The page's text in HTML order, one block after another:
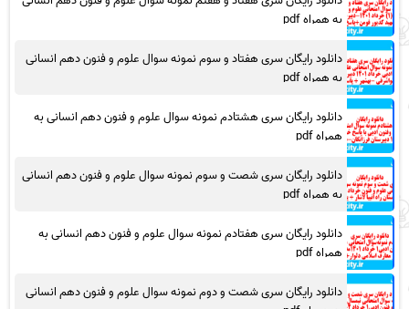
به همراه pdf
دانلود رایگان سری هفتاد و سوم نمونه سوال علوم و فنون دهم انسانی
به همراه pdf
دانلود رایگان سری هشتادم نمونه سوال علوم و فنون دهم انسانی به
همراه pdf
دانلود رایگان سری شصت و سوم نمونه سوال علوم و فنون دهم انسانی
به همراه pdf
دانلود رایگان سری هفتادم نمونه سوال علوم و فنون دهم انسانی به
همراه pdf
دانلود رایگان سری شصت و دوم نمونه سوال علوم و فنون دهم انسانی